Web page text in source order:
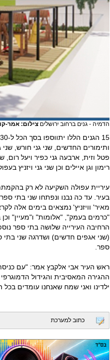
הדמיה - גנים ברחוב ירושלים צילום: אמר-
ותימורים החדשים, שני גני חורש, שני
פטל וזית, ארבעה גני כפיר ויעל רום,
רימון וגן איילים וכן שני גני ויזניץ
עיריית עפולה השקיעה לא רק
בעיר. עד כה נבנו ונפתחו שני בתי
מאיר' וויזניץ' נמצאים בימים אלה
"כרמים בעמק", "אלומות" ו"מעיין"
הרחיבה העירייה שלושה בתי ספר
(שני אגפים חדשים) ושדרגה שני בתי
ספר.
ראש העיר אבי אלקבץ אמר: "עם
ההגירה המאסיבית והגידול
ילדינו ואני שמח שאנחנו עומדים בכל
כתוב למערכת